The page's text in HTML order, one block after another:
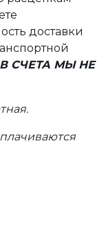
доставки
СЧЕТА МЫ НЕ